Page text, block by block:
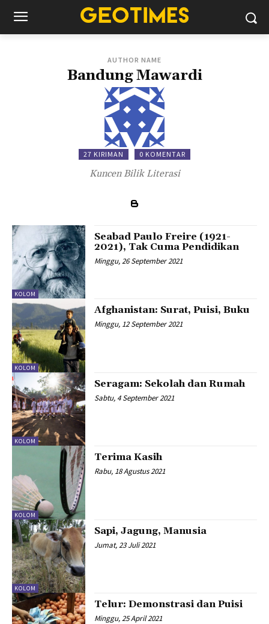
AUTHOR NAME
Bandung Mawardi
27 KIRIMAN 0 KOMENTAR
Kuncen Bilik Literasi
KOLOM
Seabad Paulo Freire (1921-
2021), Tak Cuma Pendidikan
Minggu, 26 September 2021
KOLOM
Afghanistan: Surat, Puisi, Buku
Minggu, 12 September 2021
KOLOM
Seragam: Sekolah dan Rumah
Sabtu, 4 September 2021
KOLOM
Terima Kasih
Rabu, 18 Agustus 2021
KOLOM
Sapi, Jagung, Manusia
Jumat, 23 Juli 2021
Telur: Demonstrasi dan Puisi
Minggu, 25 April 2021